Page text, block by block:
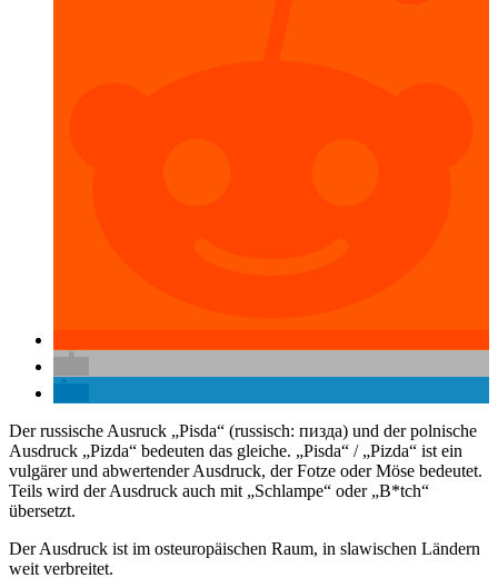
Der russische Ausruck „Pisda“ (russisch: пизда) und der polnische
Ausdruck „Pizda“ bedeuten das gleiche. „Pisda“ / „Pizda“ ist ein
vulgärer und abwertender Ausdruck, der Fotze oder Möse bedeutet.
Teils wird der Ausdruck auch mit „Schlampe“ oder „B*tch“
übersetzt.
Der Ausdruck ist im osteuropäischen Raum, in slawischen Ländern
weit verbreitet.